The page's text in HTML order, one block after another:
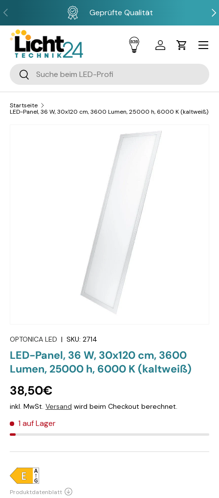
Direkt zum Inhalt
Vorherige Geprüfte Qualität
Suchen
Suchen
Einloggen
Menü
Startseite
LED-Panel, 36 W, 30x120 cm, 3600 Lumen, 25000 h, 6000 K (kaltweiß)
OPTONICA LED | SKU: 2714
LED-Panel, 36 W, 30x120 cm, 3600
Lumen, 25000 h, 6000 K (kaltweiß)
38,50€
inkl. MwSt. Versand wird beim Checkout berechnet.
1 auf Lager